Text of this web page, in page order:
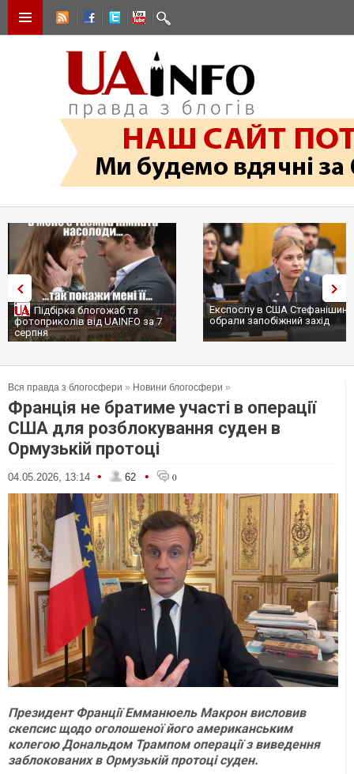
Підбірка блогожаб та
фотоприколів від UAINFO за 7
серпня
Експослу в США
обрали запобіжний захід
Вся правда з блогосфери » Новини блогосфери »
Франція не братиме участі в операції
США для розблокування суден в
Ормузькій протоці
04.05.2026, 13:14 • 62 • 0
Президент Франції Емманюель Макрон висловив
скепсис щодо оголошеної його американським
колегою Дональдом Трампом операції з виведення
заблокованих в Ормузькій протоці суден.